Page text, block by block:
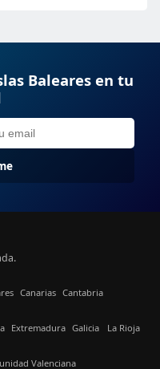
Baleares en tu
Canarias Cantabria
Extremadura Galicia La Rioja
Valenciana